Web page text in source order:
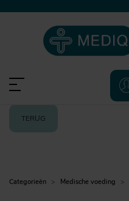
TERUG
Categorieën Medische voeding